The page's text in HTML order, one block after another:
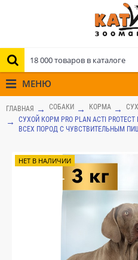
МЕНЮ
ГЛАВНАЯ СОБАКИ КОРМА
СУХОЙ КОРМ PRO PLAN ACTI
ВСЕХ ПОРОД С ЧУВСТВИТЕЛЬНЫМ
НЕТ В НАЛИЧИИ